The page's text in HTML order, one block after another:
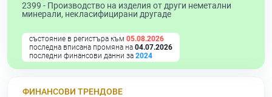
2399 - Производство на изделия от други неметални
минерали, некласифицирани другаде
състояние в регистъра към 05.08.2026
последна вписана промяна на 04.07.2026
последни финансови данни за 2024
ФИНАНСОВИ ТРЕНДОВЕ